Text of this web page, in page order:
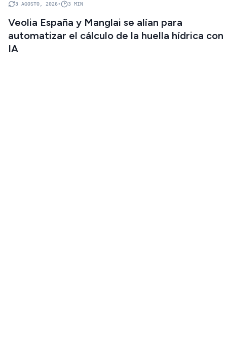
3 AGOSTO, 2026• 3 MIN
Veolia España y Manglai se alían para
automatizar el cálculo de la huella hídrica con
IA